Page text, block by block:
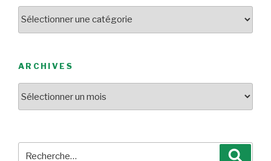
ARCHIVES